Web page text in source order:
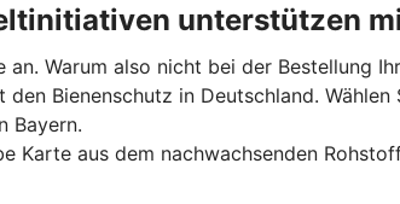
unterstützen
an. Warum also nicht bei der Bestellung
Bienenschutz in Deutschland.
Bayern.
Karte aus dem nachwachsenden